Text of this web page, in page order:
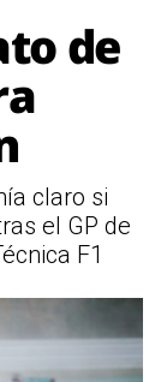
de
claro si
el GP de
F1